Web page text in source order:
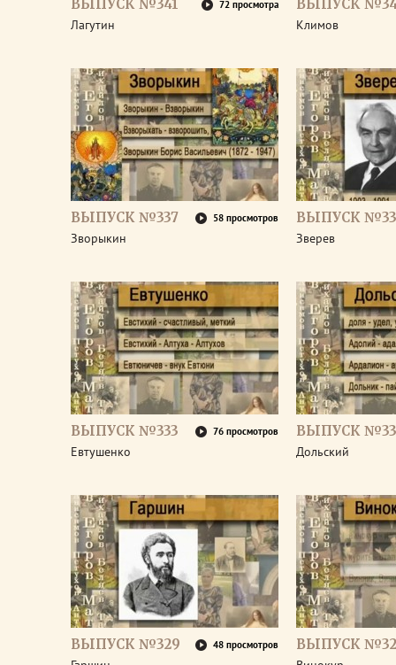
ВЫПУСК №341 72 просмотра
Лагутин
ВЫПУСК
Климов
ВЫПУСК №337 58 просмотров
Зворыкин
ВЫПУСК
Зверев
ВЫПУСК №333 76 просмотров
Евтушенко
ВЫПУСК
Дольский
ВЫПУСК №329 48 просмотров ВЫПУСК